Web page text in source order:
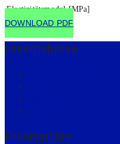
Elas­ti­zi­täts­mo­dul [MPa]
DOWN­LOAD PDF
Unter­neh­men
Pri­vat­sphä­re